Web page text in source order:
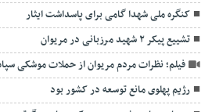
کنگره ملی شهدا گامی برای پاسداشت ایثار
تشييع پیکر ۲ شهید مرزبانی در مریوان
فیلم؛ نظرات مردم مریوان از حملات موشکی سپاه
رژیم پهلوی مانع توسعه در کشور بود